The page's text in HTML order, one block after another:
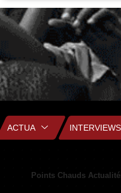
ACTUA INTERVIEWS
Points Chauds